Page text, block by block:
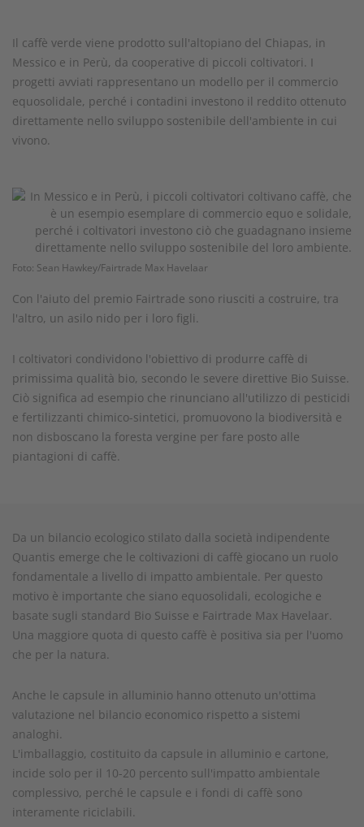
Il caffè verde viene prodotto sull'altopiano del Chiapas, in
Messico e in Perù, da cooperative di piccoli coltivatori. I
progetti avviati rappresentano un modello per il commercio
equosolidale, perché i contadini investono il reddito ottenuto
direttamente nello sviluppo sostenibile dell'ambiente in cui
vivono.
Foto: Sean Hawkey/Fairtrade Max Havelaar
Con l'aiuto del premio Fairtrade sono riusciti a costruire, tra
l'altro, un asilo nido per i loro figli.
I coltivatori condividono l'obiettivo di produrre caffè di
primissima qualità bio, secondo le severe direttive Bio Suisse.
Ciò significa ad esempio che rinunciano all'utilizzo di pesticidi
e fertilizzanti chimico-sintetici, promuovono la biodiversità e
non disboscano la foresta vergine per fare posto alle
piantagioni di caffè.
Da un bilancio ecologico stilato dalla società indipendente
Quantis emerge che le coltivazioni di caffè giocano un ruolo
fondamentale a livello di impatto ambientale. Per questo
motivo è importante che siano equosolidali, ecologiche e
basate sugli standard Bio Suisse e Fairtrade Max Havelaar.
Una maggiore quota di questo caffè è positiva sia per l'uomo
che per la natura.
Anche le capsule in alluminio hanno ottenuto un'ottima
valutazione nel bilancio economico rispetto a sistemi
analoghi.
L'imballaggio, costituito da capsule in alluminio e cartone,
incide solo per il 10-20 percento sull'impatto ambientale
complessivo, perché le capsule e i fondi di caffè sono
interamente riciclabili.